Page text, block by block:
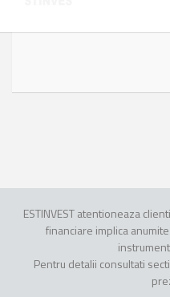
ESTINVEST atentioneaza
financiare implica
Pentru detalii consultati